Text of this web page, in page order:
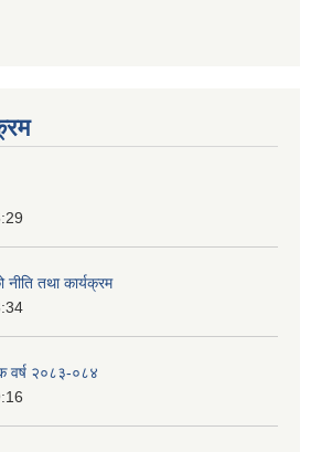
तथा कार्यक्रम
वर्ष २०८३-०८४